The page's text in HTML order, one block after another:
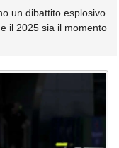
un dibattito esplosivo
il 2025 sia il momento